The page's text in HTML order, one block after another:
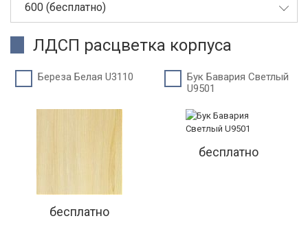
600 (бесплатно)
ЛДСП расцветка корпуса
Береза Белая U3110
бесплатно
Бук Бавария Светлый
U9501
бесплатно